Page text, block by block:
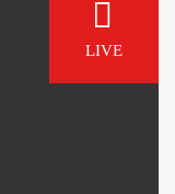
LIVE